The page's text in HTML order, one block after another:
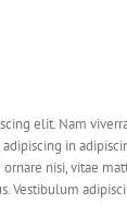
elit. Nam
in
nisi, vitae
Vestibulum